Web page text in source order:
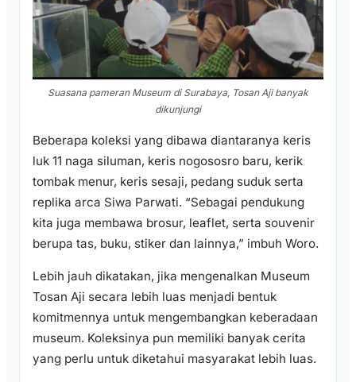
Suasana pameran Museum di Surabaya, Tosan Aji banyak
dikunjungi
Beberapa koleksi yang dibawa diantaranya keris
luk 11 naga siluman, keris nogososro baru, kerik
tombak menur, keris sesaji, pedang suduk serta
replika arca Siwa Parwati. “Sebagai pendukung
kita juga membawa brosur, leaflet, serta souvenir
berupa tas, buku, stiker dan lainnya,” imbuh Woro.
Lebih jauh dikatakan, jika mengenalkan Museum
Tosan Aji secara lebih luas menjadi bentuk
komitmennya untuk mengembangkan keberadaan
museum. Koleksinya pun memiliki banyak cerita
yang perlu untuk diketahui masyarakat lebih luas.